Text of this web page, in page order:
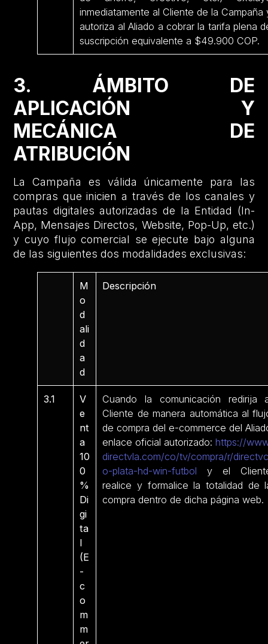
inmediatamente al Cliente de la Campaña
autoriza al Aliado a cobrar la tarifa plena
suscripción equivalente a $49.900 COP.
3. ÁMBITO DE
APLICACIÓN Y
MECÁNICA DE
ATRIBUCIÓN
La Campaña es válida únicamente para las
compras que inicien a través de los canales y
pautas digitales autorizadas de la Entidad (In-
App, Mensajes Directos, Website, Pop-Up, etc.)
y cuyo flujo comercial se ejecute bajo alguna
de las siguientes dos modalidades exclusivas:
M
o
d
ali
d
a
d
Descripción
3.1
V
e
nt
a
10
0
%
Di
gi
ta
l
(E
-
c
o
m
m
Cuando la comunicación redirija
Cliente de manera automática al
de compra del e-commerce del
enlace oficial autorizado: https://
directvla.com/co/tv/compra/r/
o-plata-hd-win-futbol y el
realice y formalice la totalidad de
compra dentro de dicha página web.